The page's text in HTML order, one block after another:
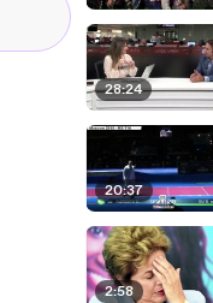
28:24
20:37
2:58